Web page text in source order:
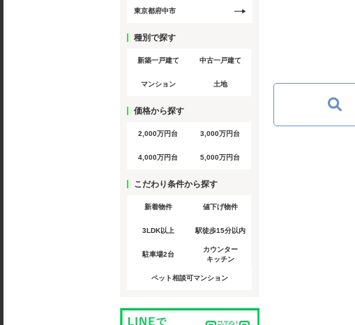
東京都府中市
種別で探す
新築一戸建て 中古一戸建て
マンション 土地
価格から探す
2,000万円台 3,000万円台
4,000万円台 5,000万円台
こだわり条件から探す
新着物件 値下げ物件
3LDK以上 駅徒歩15分以内
駐車場2台
カウンター
キッチン
ペット相談可マンション